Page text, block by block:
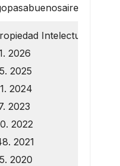
Intelectual
2026
2025
2024
2023
2022
2021
2020